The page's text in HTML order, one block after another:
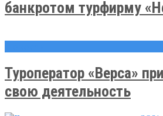
банкротом турфирму
Туроператор «Верса»
свою деятельность